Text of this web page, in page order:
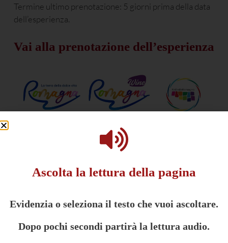
Termine ultimo prenotazione: 5 giorni prima della data
dell’esperienza.
Vai alla prenotazione dell’esperienza
This post is also available in: English
Potrebbe interessarti anche:
Ascolta la lettura della pagina
Evidenzia o seleziona il testo che vuoi ascoltare.
Dopo pochi secondi partirà la lettura audio.